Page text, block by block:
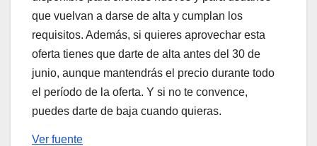
que vuelvan a darse de alta y cumplan los
requisitos. Además, si quieres aprovechar esta
oferta tienes que darte de alta antes del 30 de
junio, aunque mantendrás el precio durante todo
el período de la oferta. Y si no te convence,
puedes darte de baja cuando quieras.
Ver fuente